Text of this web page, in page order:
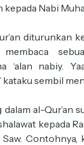
Nabi
diturunkan
membaca
‘alan nabiy.
kataku sembil
dalam al-Qur’an
kepada
Saw.